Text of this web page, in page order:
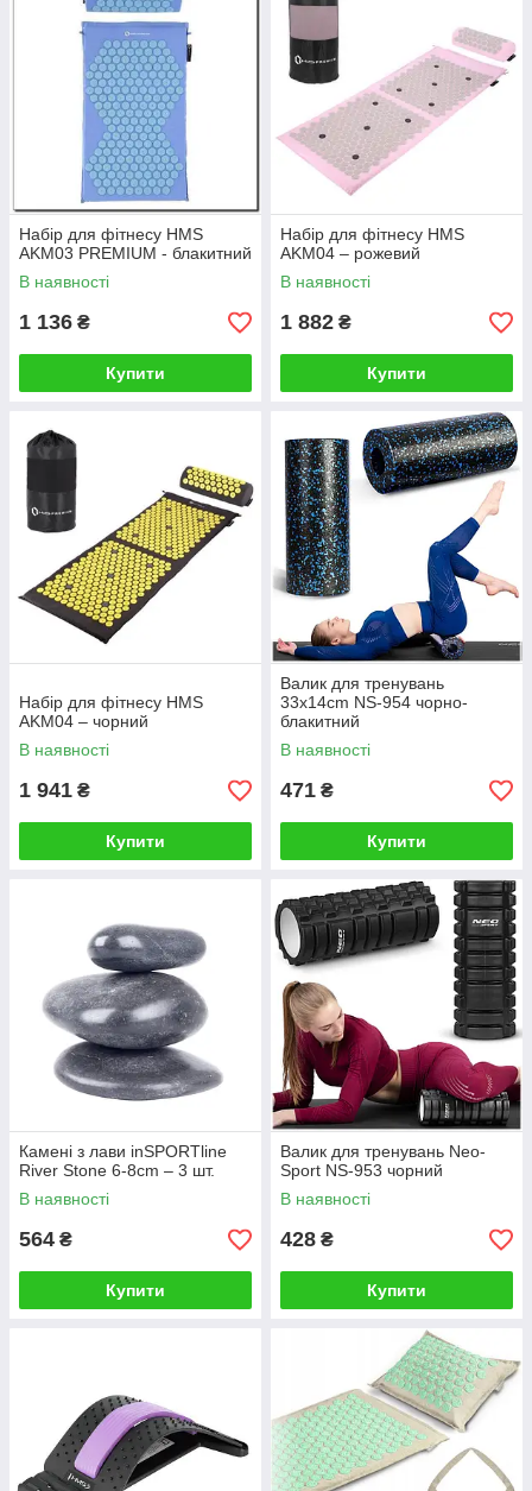
Набір для фітнесу HMS
AKM03 PREMIUM - блакитний
В наявності
1 136 ₴
Купити
Набір для фітнесу HMS
AKM04 – рожевий
В наявності
1 882 ₴
Купити
Набір для фітнесу HMS
AKM04 – чорний
В наявності
1 941 ₴
Купити
Валик для тренувань
33x14cm NS-954 чорно-
блакитний
В наявності
471 ₴
Купити
Камені з лави inSPORTline
River Stone 6-8cm – 3 шт.
В наявності
564 ₴
Купити
Валик для тренувань Neo-
Sport NS-953 чорний
В наявності
428 ₴
Купити